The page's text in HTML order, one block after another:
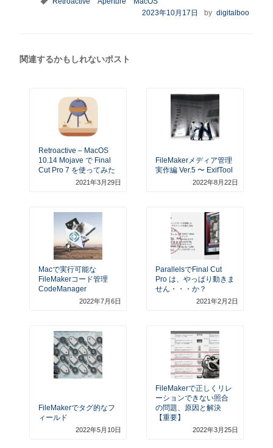
投
2023年10月17日 by digitalboo
関連するかもしれないポスト
Retroactive – MacOS
10.14 Mojave で Final
Cut Pro 7 を使ってみた
2021年3月29日
FileMakerメディア管理
実作編 Ver.5 〜 ExifTool
2022年8月22日
Macで実行可能な
FileMakerコード管理
CodeManager
2022年7月6日
ParallelsでFinal Cut
Pro は、やっぱり動きま
せん・・・か？
2021年2月2日
FileMakerでタグ的なフ
ィールド
2022年5月10日
FileMakerで正しくリレ
ーションできない照合
の問題、原因と解決
【重要】
2022年3月25日